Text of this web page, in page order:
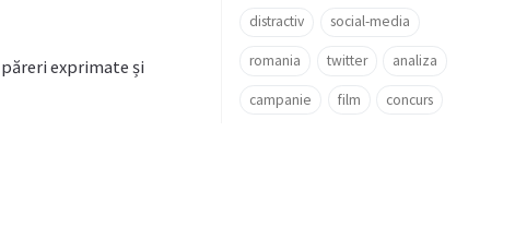
exprimate și
distractiv social-media
romania twitter analiza
campanie film concurs